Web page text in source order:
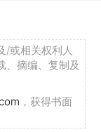
/或相关权利人
、摘编、复制及
，获得书面